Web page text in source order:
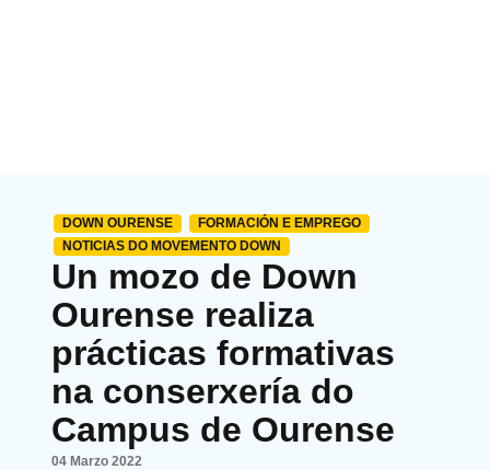
DOWN OURENSE
FORMACIÓN E EMPREGO
NOTICIAS DO MOVEMENTO DOWN
Un mozo de Down
Ourense realiza
prácticas formativas
na conserxería do
Campus de Ourense
04 Marzo 2022